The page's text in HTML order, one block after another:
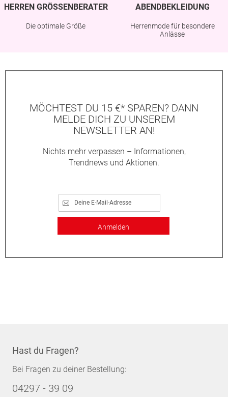
HERREN GRÖSSENBERATER
Die optimale Größe
ABENDBEKLEIDUNG
Herrenmode für besondere
Anlässe
MÖCHTEST DU 15 €* SPAREN? DANN
MELDE DICH ZU UNSEREM
NEWSLETTER AN!
Nichts mehr verpassen – Informationen,
Trendnews und Aktionen.
Anmelden
Hast du Fragen?
Bei Fragen zu deiner Bestellung:
04297 - 39 09